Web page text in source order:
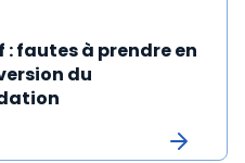
fautes à prendre en
du